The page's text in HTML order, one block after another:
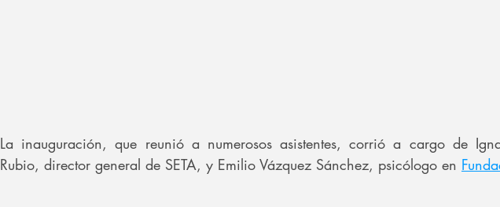
La inauguración, que reunió a numerosos asistentes, corrió a cargo de
Rubio, director general de SETA, y Emilio Vázquez Sánchez, psicólogo en